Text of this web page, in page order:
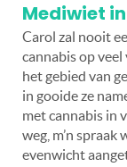
Mediwiet
Carol zal nooit
cannabis op
het gebied van
in gooide ze
met cannabis in
weg, m’n spraak
evenwicht